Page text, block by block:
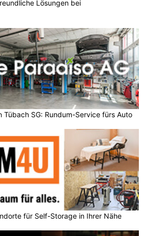
Lösungen bei
Tübach SG: Rundum-Service fürs Auto
für Self-Storage in Ihrer Nähe